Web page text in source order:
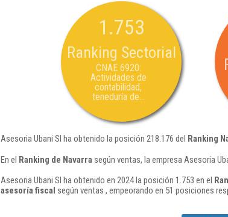
1.753
Ranking Sectorial
CNAE 6920:
Actividades de
contabilidad,
teneduría de...
Asesoria Ubani Sl ha obtenido la posición 218.176 del Ranking
En el Ranking de Navarra según ventas, la empresa Asesoria
Asesoria Ubani Sl ha obtenido en 2024 la posición 1.753 en el
asesoría fiscal según ventas , empeorando en 51 posiciones